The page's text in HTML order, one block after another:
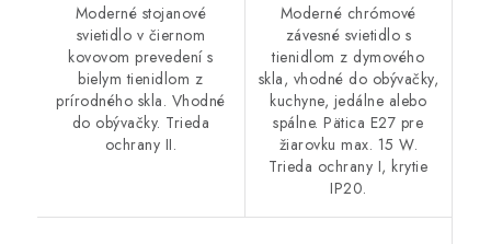
Moderné stojanové
svietidlo v čiernom
kovovom prevedení s
bielym tienidlom z
prírodného skla. Vhodné
do obývačky. Trieda
ochrany II.
Moderné chrómové
závesné svietidlo s
tienidlom z dymového
skla, vhodné do obývačky,
kuchyne, jedálne alebo
spálne. Pätica E27 pre
žiarovku max. 15 W.
Trieda ochrany I, krytie
IP20.